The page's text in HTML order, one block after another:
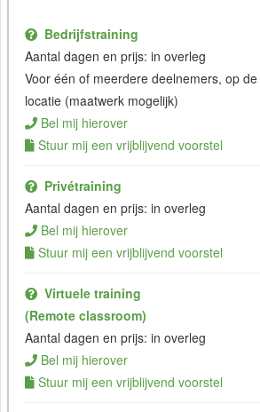
Bedrijfstraining
Aantal dagen en prijs: in overleg
Voor één of meerdere deelnemers, op
locatie (maatwerk mogelijk)
Bel mij hierover
Stuur mij een vrijblijvend voorstel
Privétraining
Aantal dagen en prijs: in overleg
Bel mij hierover
Stuur mij een vrijblijvend voorstel
Virtuele training
(Remote classroom)
Aantal dagen en prijs: in overleg
Bel mij hierover
Stuur mij een vrijblijvend voorstel